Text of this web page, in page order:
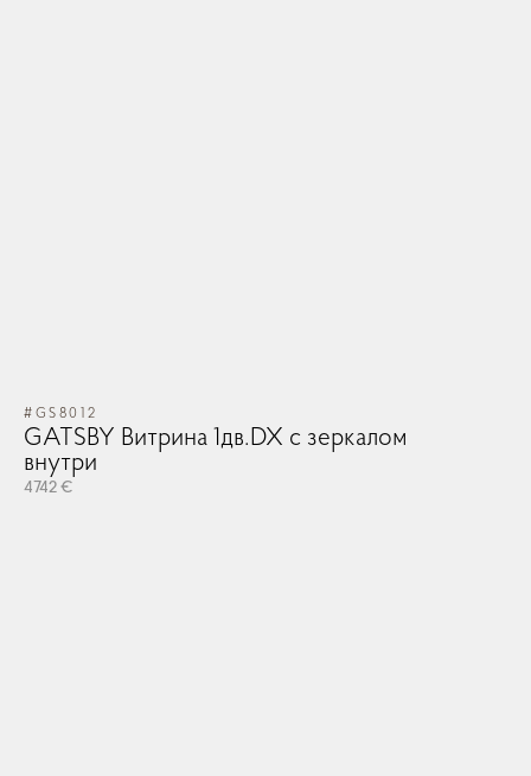
#GS8012
GATSBY Витрина 1дв.DX с зеркалом
внутри
4742 €